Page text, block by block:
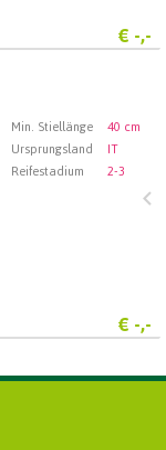
€ -,-
Min. Stiellänge
40 cm
Ursprungsland
IT
Reifestadium
2-3
€ -,-